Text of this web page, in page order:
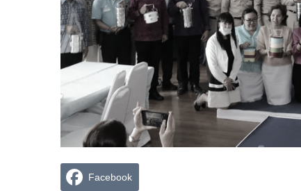
Facebook